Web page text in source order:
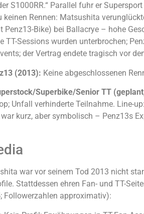
S1000RR.“ Parallel fuhr er
keinen Rennen: Matsushita
Penz13-Bike) bei Ballacrye – hohe
TT-Sessions wurden unterbrochen;
der Vertrag endete tragisch vor
(2013): Keine abgeschlossenen
Superbike/Senior TT
Unfall verhinderte Teilnahme. Line-
kurz, aber symbolisch – Penz13s
war vor seinem Tod 2013 nicht
Stattdessen ehren Fan- und TT-
Followerzahlen approximativ):